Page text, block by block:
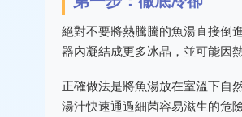
絕對不要將熱騰騰的魚湯直接倒
器內凝結成更多冰晶，並可能因
正確做法是將魚湯放在室溫下自
湯汁快速通過細菌容易滋生的危險